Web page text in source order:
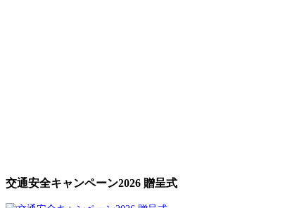
交通安全キャンペーン2026 贈呈式